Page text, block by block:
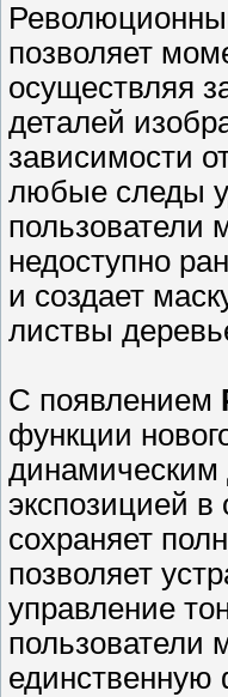
позволяет
осуществляя
деталей
зависимости
любые следы
пользователи
недоступно
и создает
листвы
С появлением
функции
динамическим
экспозицией
сохраняет
позволяет
управление
пользователи